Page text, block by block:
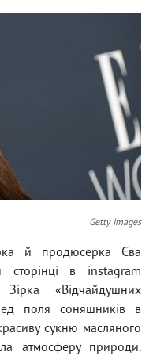
Getty Images
й продюсерка Єва
сторінці в instagram
Зірка «Відчайдушних
поля соняшників в
сукню масляного
атмосферу природи.